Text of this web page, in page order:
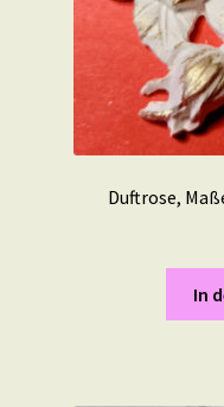
Duftrose,
In